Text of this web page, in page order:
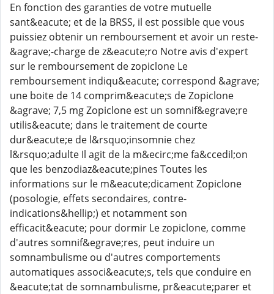
En fonction des garanties de votre mutuelle
sant&eacute; et de la BRSS, il est possible que vous
puissiez obtenir un remboursement et avoir un reste-
&agrave;-charge de z&eacute;ro Notre avis d'expert
sur le remboursement de zopiclone Le
remboursement indiqu&eacute; correspond &agrave;
une boite de 14 comprim&eacute;s de Zopiclone
&agrave; 7,5 mg Zopiclone est un somnif&egrave;re
utilis&eacute; dans le traitement de courte
dur&eacute;e de l&rsquo;insomnie chez
l&rsquo;adulte Il agit de la m&ecirc;me fa&ccedil;on
que les benzodiaz&eacute;pines Toutes les
informations sur le m&eacute;dicament Zopiclone
(posologie, effets secondaires, contre-
indications&hellip;) et notamment son
efficacit&eacute; pour dormir Le zopiclone, comme
d'autres somnif&egrave;res, peut induire un
somnambulisme ou d'autres comportements
automatiques associ&eacute;s, tels que conduire en
&eacute;tat de somnambulisme, pr&eacute;parer et